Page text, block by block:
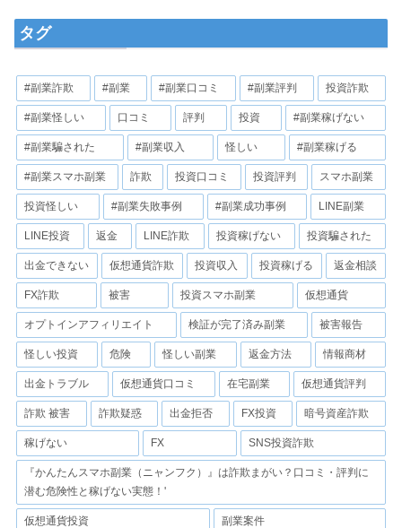
タグ
#副業詐欺 #副業 #副業口コミ #副業評判 投資詐欺
#副業怪しい 口コミ 評判 投資 #副業稼げない
#副業騙された #副業収入 怪しい #副業稼げる
#副業スマホ副業 詐欺 投資口コミ 投資評判 スマホ副業
投資怪しい #副業失敗事例 #副業成功事例 LINE副業
LINE投資 返金 LINE詐欺 投資稼げない 投資騙された
出金できない 仮想通貨詐欺 投資収入 投資稼げる 返金相談
FX詐欺 被害 投資スマホ副業 仮想通貨
オプトインアフィリエイト 検証が完了済み副業 被害報告
怪しい投資 危険 怪しい副業 返金方法 情報商材
出金トラブル 仮想通貨口コミ 在宅副業 仮想通貨評判
詐欺 被害 詐欺疑惑 出金拒否 FX投資 暗号資産詐欺
稼げない FX SNS投資詐欺
『かんたんスマホ副業（ニャンフク）』は詐欺まがい？口コミ・評判に
潜む危険性と稼げない実態！'
仮想通貨投資 副業案件